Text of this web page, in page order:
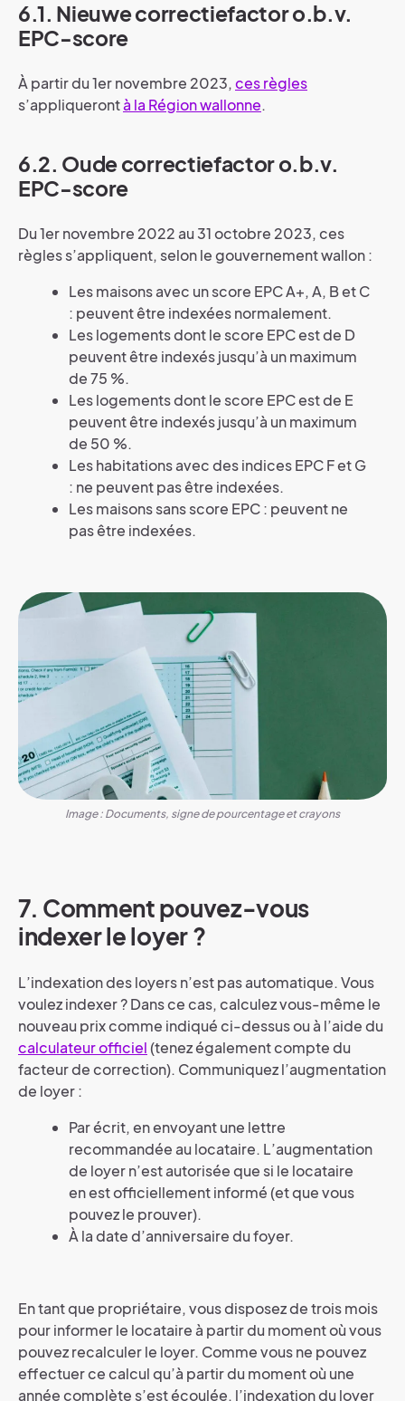
6.1. Nieuwe correctiefactor o.b.v.
EPC-score
À partir du 1er novembre 2023, ces règles
s’appliquerontà la Région wallonne.
6.2. Oude correctiefactor o.b.v.
EPC-score
Du 1er novembre 2022 au 31 octobre 2023, ces
règles s’appliquent, selon le gouvernement wallon :
Les maisons avec un score EPC A+, A, B et C
: peuvent être indexées normalement.
Les logements dont le score EPC est de D
peuvent être indexés jusqu’à un maximum
de 75 %.
Les logements dont le score EPC est de E
peuvent être indexés jusqu’à un maximum
de 50 %.
Les habitations avec des indices EPC F et G
: ne peuvent pas être indexées.
Les maisons sans score EPC : peuvent ne
pas être indexées.
Image : Documents, signe de pourcentage et crayons
7. Comment pouvez-vous
indexer le loyer ?
L’indexation des loyers n’est pas automatique. Vous
voulez indexer ? Dans ce cas, calculez vous-même le
nouveau prix comme indiqué ci-dessus ou à l’aide du
calculateur officiel(tenez également compte du
facteur de correction). Communiquez l’augmentation
de loyer :
Par écrit, en envoyant une lettre
recommandée au locataire. L’augmentation
de loyer n’est autorisée que si le locataire
en est officiellement informé (et que vous
pouvez le prouver).
À la date d’anniversaire du foyer.
En tant que propriétaire, vous disposez de trois mois
pour informer le locataire à partir du moment où vous
pouvez recalculer le loyer. Comme vous ne pouvez
effectuer ce calcul qu’à partir du moment où une
année complète s’est écoulée, l’indexation du loyer